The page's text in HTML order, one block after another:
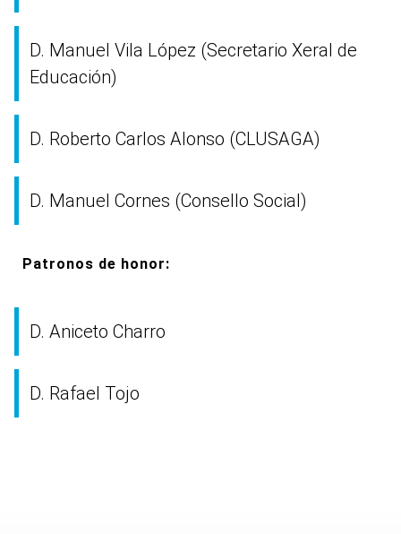
D. Manuel Vila López (Secretario Xeral de
Educación)
D. Roberto Carlos Alonso (CLUSAGA)
D. Manuel Cornes (Consello Social)
Patronos de honor:
D. Aniceto Charro
D. Rafael Tojo